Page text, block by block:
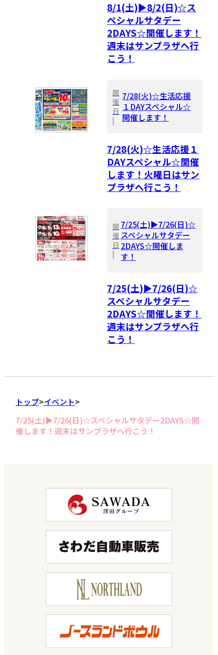
8/1(土)▶8/2(日)☆ス
ペシャルサタデー
2DAYS☆開催します！
週末はサンプラザへ行
こう！
開
催
日
|
7/28(火)☆生活応援
１DAYスペシャル☆
開催します！
7/28(火)☆生活応援１
DAYスペシャル☆開催
します！火曜日はサン
プラザへ行こう！
開
催
日
|
7/25(土)▶7/26(日)☆
スペシャルサタデー
2DAYS☆開催しま
す！
7/25(土)▶7/26(日)☆
スペシャルサタデー
2DAYS☆開催します！
週末はサンプラザへ行
こう！
トップ イベント
7/25(土)▶7/26(日)☆スペシャルサタデー2DAYS☆開
催します！週末はサンプラザへ行こう！